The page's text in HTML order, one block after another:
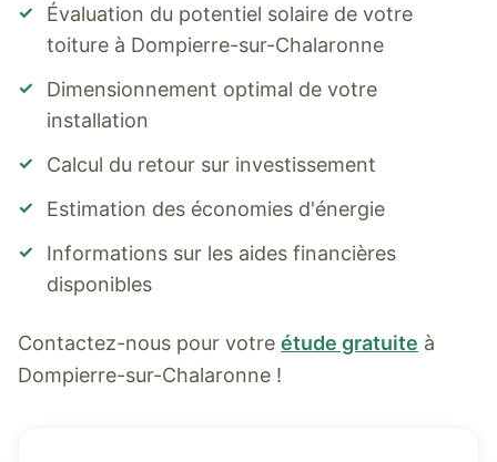
✓
Évaluation du potentiel solaire de votre
toiture à Dompierre-sur-Chalaronne
✓
Dimensionnement optimal de votre
installation
✓ Calcul du retour sur investissement
✓ Estimation des économies d'énergie
✓
Informations sur les aides financières
disponibles
Contactez-nous pour votre étude gratuite à
Dompierre-sur-Chalaronne !